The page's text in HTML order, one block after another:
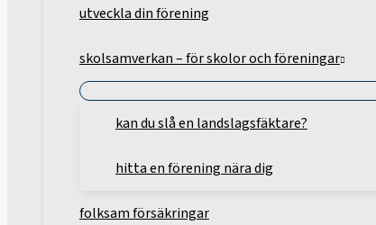
utveckla din förening
skolsamverkan – för skolor och föreningar
kan du slå en landslagsfäktare?
hitta en förening nära dig
folksam försäkringar